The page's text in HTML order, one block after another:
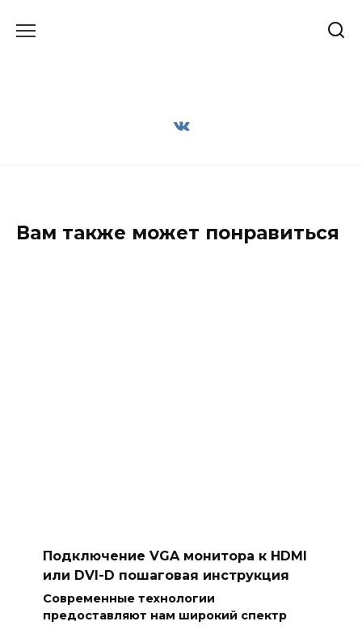
Вам также может понравиться
Подключение VGA монитора к HDMI
или DVI-D пошаговая инструкция
Современные технологии
предоставляют нам широкий спектр